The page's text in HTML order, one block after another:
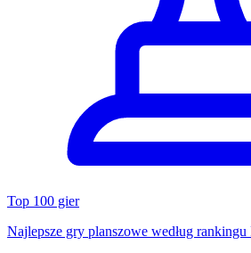
Top 100 gier
Najlepsze gry planszowe według rankingu